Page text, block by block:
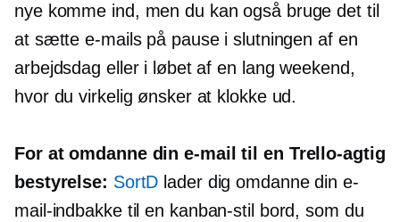
nye komme ind, men du kan også bruge det til
at sætte e-mails på pause i slutningen af ​​en
arbejdsdag eller i løbet af en lang weekend,
hvor du virkelig ønsker at klokke ud.
For at omdanne din e-mail til en Trello-agtig
bestyrelse: SortD lader dig omdanne din e-
mail-indbakke til en kanban-stil bord, som du